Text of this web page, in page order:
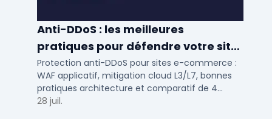
Anti-DDoS : les meilleures
pratiques pour défendre votre site
e-commerce en 2025
Protection anti-DDoS pour sites e-commerce :
WAF applicatif, mitigation cloud L3/L7, bonnes
pratiques architecture et comparatif de 4
solutions testees par des DSI en 2025.
28 juil.